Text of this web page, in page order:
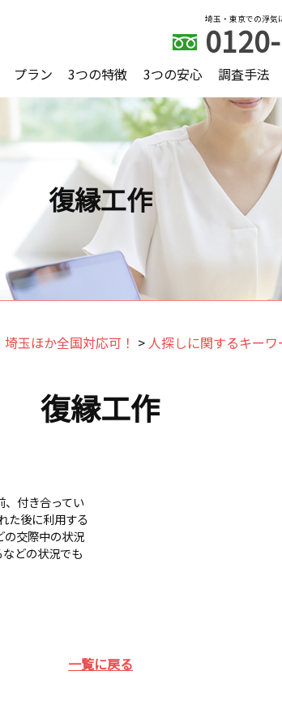
復縁工作
埼玉・東京での浮気
プラン 3つの特徴 3つの安心 調査手法
玉ほか全国対応可！ > 人探しに関するキーワ
復縁工作
、付き合ってい
た後に利用する
の交際中の状況
どの状況でも
一覧に戻る